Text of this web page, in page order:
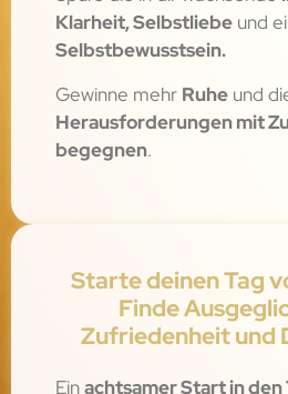
Klarheit, Selbstliebe und
Selbstbewusstsein.
Gewinne mehr Ruhe und
Herausforderungen mit
begegnen.
Starte deinen Tag
Finde
Zufriedenheit und
Einachtsamer Start in den